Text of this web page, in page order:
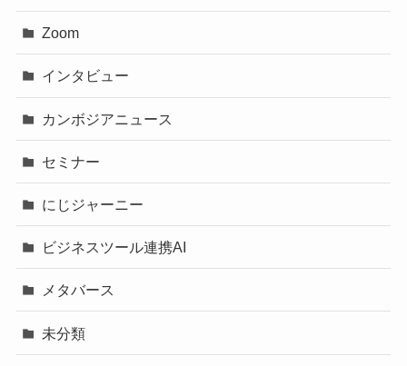
Zoom
インタビュー
カンボジアニュース
セミナー
にじジャーニー
ビジネスツール連携AI
メタバース
未分類